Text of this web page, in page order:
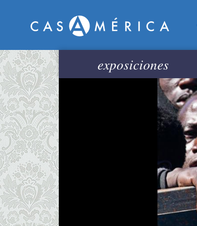
exposiciones